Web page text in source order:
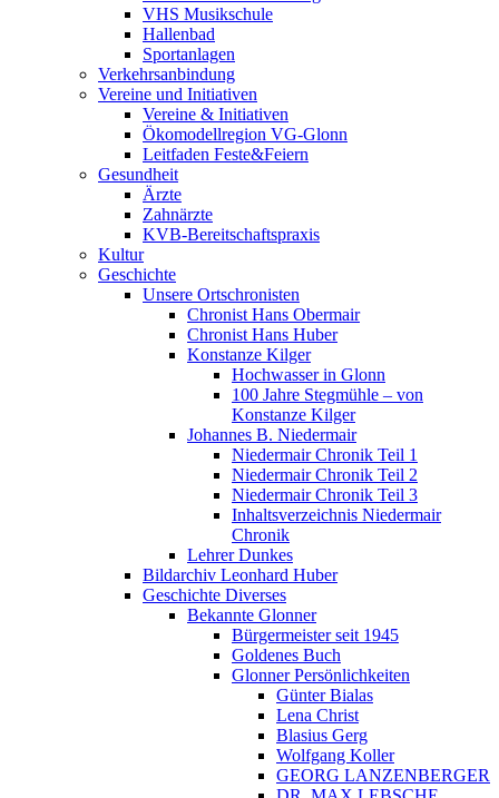
VHS Musikschule
Hallenbad
Sportanlagen
Verkehrsanbindung
Vereine und Initiativen
Vereine & Initiativen
Ökomodellregion VG-Glonn
Leitfaden Feste&Feiern
Gesundheit
Ärzte
Zahnärzte
KVB-Bereitschaftspraxis
Kultur
Geschichte
Unsere Ortschronisten
Chronist Hans Obermair
Chronist Hans Huber
Konstanze Kilger
Hochwasser in Glonn
100 Jahre Stegmühle – von
Konstanze Kilger
Johannes B. Niedermair
Niedermair Chronik Teil 1
Niedermair Chronik Teil 2
Niedermair Chronik Teil 3
Inhaltsverzeichnis Niedermair
Chronik
Lehrer Dunkes
Bildarchiv Leonhard Huber
Geschichte Diverses
Bekannte Glonner
Bürgermeister seit 1945
Goldenes Buch
Glonner Persönlichkeiten
Günter Bialas
Lena Christ
Blasius Gerg
Wolfgang Koller
GEORG LANZENBERGER